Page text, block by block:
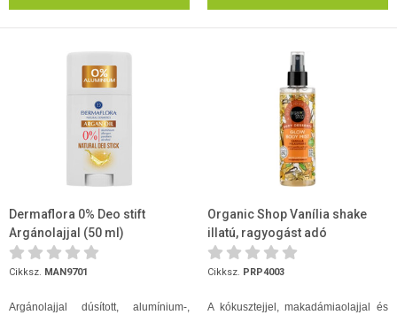
Dermaflora 0% Deo stift
Argánolajjal (50 ml)
Cikksz. MAN9701
Argánolajjal dúsított, alumínium-,
Organic Shop Vanília shake
illatú, ragyogást adó
testpermet 200ml
Cikksz. PRP4003
A kókusztejjel, makadámiaolajjal és